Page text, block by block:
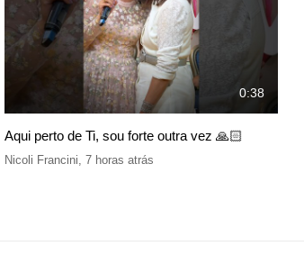
0:38
Aqui perto de Ti, sou forte outra vez 🙏🏻
Nicoli Francini 7 horas atrás